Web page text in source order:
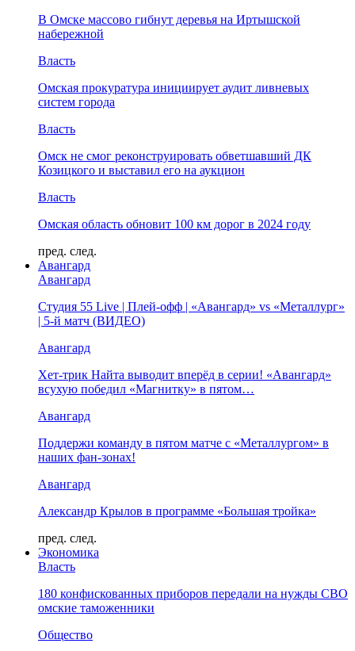
В Омске массово гибнут деревья на Иртышской
набережной
Власть
Омская прокуратура инициирует аудит ливневых
систем города
Власть
Омск не смог реконструировать обветшавший ДК
Козицкого и выставил его на аукцион
Власть
Омская область обновит 100 км дорог в 2024 году
пред. след.
Авангард
Авангард
Студия 55 Live | Плей-офф | «Авангард» vs «Металлург»
| 5-й матч (ВИДЕО)
Авангард
Хет-трик Найта выводит вперёд в серии! «Авангард»
всухую победил «Магнитку» в пятом…
Авангард
Поддержи команду в пятом матче с «Металлургом» в
наших фан-зонах!
Авангард
Александр Крылов в программе «Большая тройка»
пред. след.
Экономика
Власть
180 конфискованных приборов передали на нужды СВО
омские таможенники
Общество